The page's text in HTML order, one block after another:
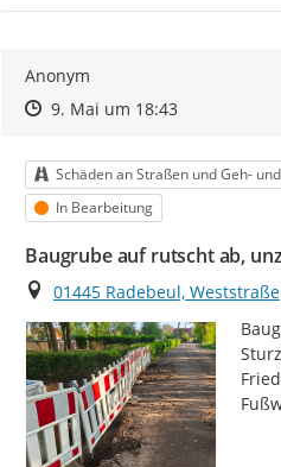
Anonym
Zeitpunkt des Erstellens
Zeitpunkt des Erstellens
9. Mai um 18:43Zur Äußerung
Kategorie
Schäden an Straßen und Geh-
Status
In Bearbeitung
Baugrube auf rutscht ab,
Ort
01445 Radebeul, Weststraße